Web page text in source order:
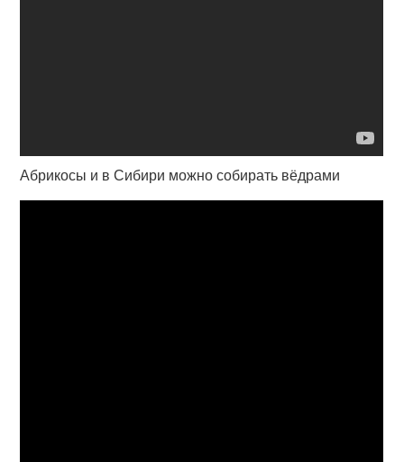
Абрикосы и в Сибири можно собирать вёдрами